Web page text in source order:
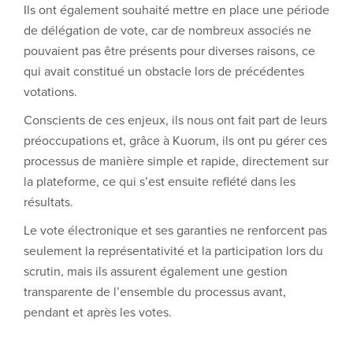
Ils ont également souhaité mettre en place une période
de délégation de vote, car de nombreux associés ne
pouvaient pas être présents pour diverses raisons, ce
qui avait constitué un obstacle lors de précédentes
votations.
Conscients de ces enjeux, ils nous ont fait part de leurs
préoccupations et, grâce à Kuorum, ils ont pu gérer ces
processus de manière simple et rapide, directement sur
la plateforme, ce qui s’est ensuite reflété dans les
résultats.
Le vote électronique et ses garanties ne renforcent pas
seulement la représentativité et la participation lors du
scrutin, mais ils assurent également une gestion
transparente de l’ensemble du processus avant,
pendant et après les votes.